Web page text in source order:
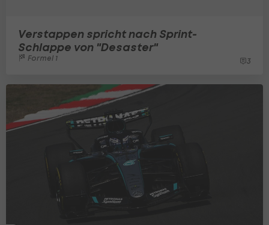
Verstappen spricht nach Sprint-
Schlappe von "Desaster"
Formel 1 3